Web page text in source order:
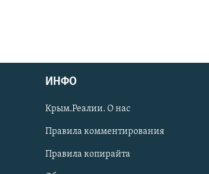
ИНФО
Крым.Реалии. О нас
Правила комментирования
Правила копирайта